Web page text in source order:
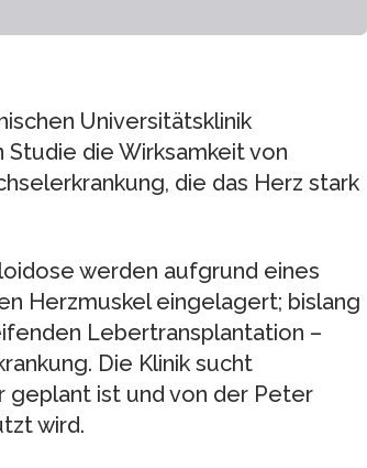
Universitätsklinik
die Wirksamkeit von
die das Herz stark
werden aufgrund eines
Herzmuskel eingelagert; bislang
Lebertransplantation –
Die Klinik sucht
geplant ist und von der Peter
wird.